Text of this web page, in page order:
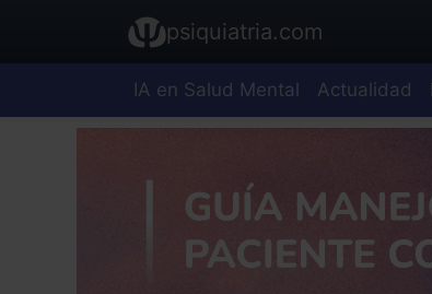
psiquiatria.com
IA en Salud Mental Actualidad